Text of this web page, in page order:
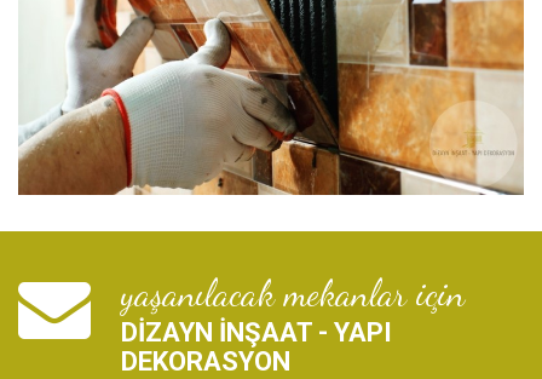
yaşanılacak mekanlar için
DİZAYN İNŞAAT - YAPI
DEKORASYON